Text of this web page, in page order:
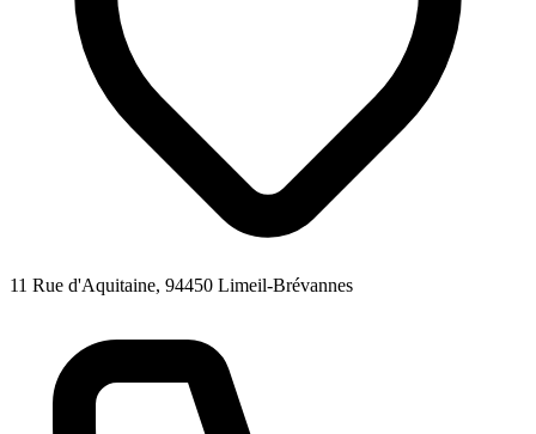
11 Rue d'Aquitaine, 94450 Limeil-Brévannes